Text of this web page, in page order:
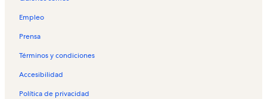
Empleo
Prensa
Términos y condiciones
Accesibilidad
Política de privacidad